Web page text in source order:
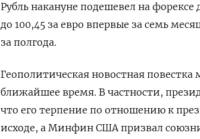
Рубль накануне подешевел на форексе
до 100,45 за евро впервые за семь
за полгода.
Геополитическая новостная
ближайшее время. В частности,
что его терпение по отношению к
исходе, а Минфин США призвал